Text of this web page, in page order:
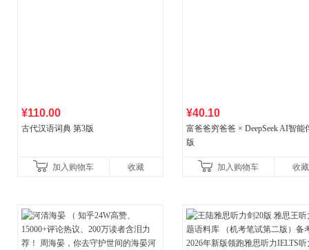
¥110.00
古代汉语词典 第3版
加入购物车 收藏
¥40.10
富爸爸穷爸爸 × DeepSeek AI智能
版
加入购物车 收藏